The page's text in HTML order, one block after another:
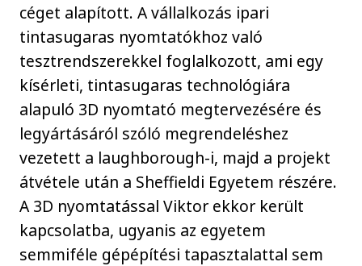
céget alapított. A vállalkozás ipari
tintasugaras nyomtatókhoz való
tesztrendszerekkel foglalkozott, ami egy
kísérleti, tintasugaras technológiára
alapuló 3D nyomtató megtervezésére és
legyártásáról szóló megrendeléshez
vezetett a laughborough-i, majd a projekt
átvétele után a Sheffieldi Egyetem részére.
A 3D nyomtatással Viktor ekkor került
kapcsolatba, ugyanis az egyetem
semmiféle gépépítési tapasztalattal sem